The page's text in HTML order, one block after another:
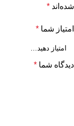
شده‌اند *
امتیاز شما *
دیدگاه شما *